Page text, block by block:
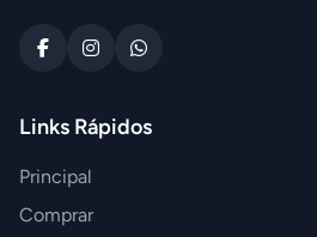
Links Rápidos
Principal
Comprar